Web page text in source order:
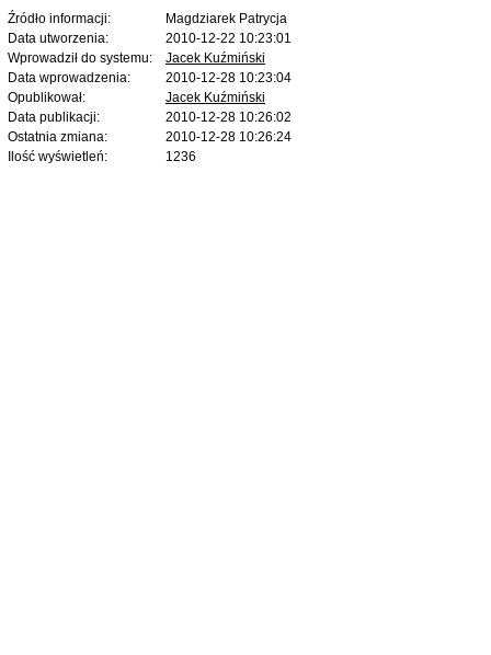
Źródło informacji:
Magdziarek Patrycja
Data utworzenia:
2010-12-22 10:23:01
Wprowadził do systemu:
Jacek Kuźmiński
Data wprowadzenia:
2010-12-28 10:23:04
Opublikował:
Jacek Kuźmiński
Data publikacji:
2010-12-28 10:26:02
Ostatnia zmiana:
2010-12-28 10:26:24
Ilość wyświetleń:
1236